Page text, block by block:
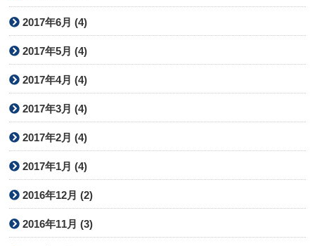
2017年6月 (4)
2017年5月 (4)
2017年4月 (4)
2017年3月 (4)
2017年2月 (4)
2017年1月 (4)
2016年12月 (2)
2016年11月 (3)